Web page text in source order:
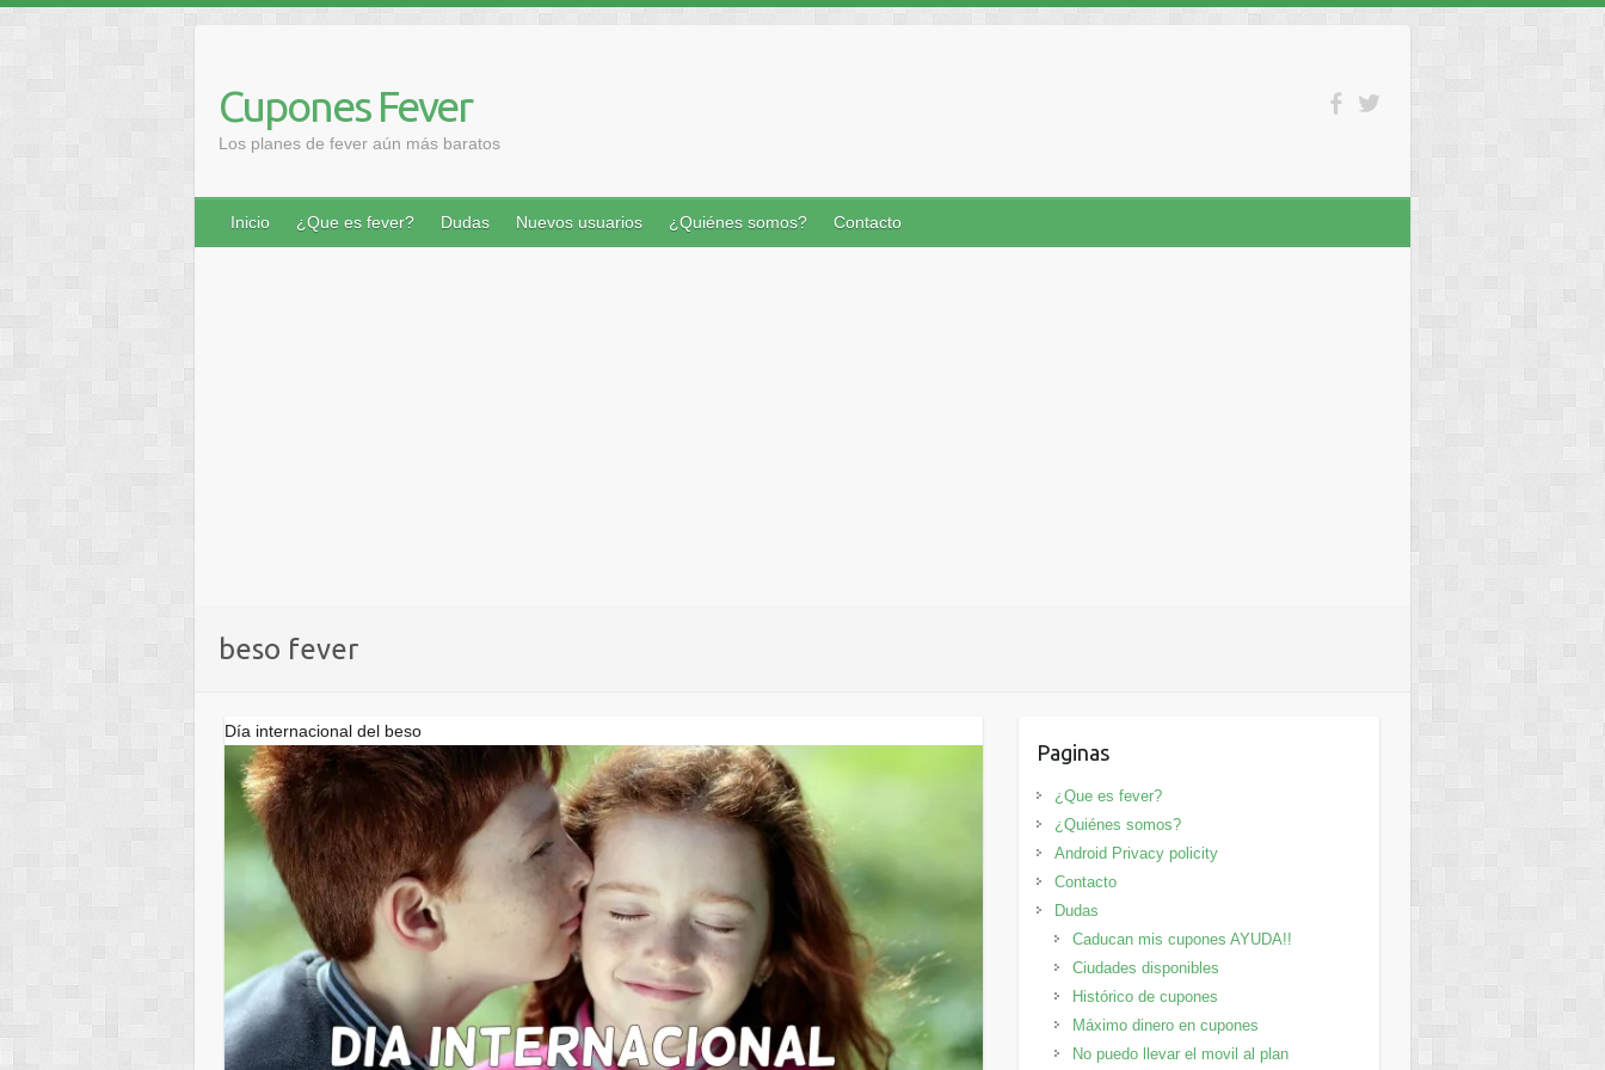
contenido
Cupones Fever
Los planes de fever aún más baratos
Inicio ¿Que es fever? Dudas Nuevos usuarios ¿Quiénes somos? Contacto
beso fever
Día internacional del beso
Paginas
¿Que es fever?
¿Quiénes somos?
Android Privacy policity
Contacto
Dudas
Caducan mis cupones AYUDA!!
Ciudades disponibles
Histórico de cupones
Máximo dinero en cupones
No puedo llevar el movil al plan